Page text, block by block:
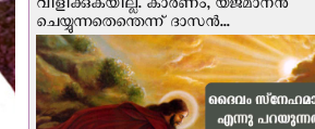
വിളിക്കുകയില്ല. കാരണം, യജമാനന്‍
ചെയ്യുന്നതെന്തെന്ന് ദാസന്‍...